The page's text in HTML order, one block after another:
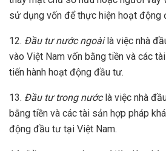
sử dụng vốn để thực hiện hoạt động
12. Đầu tư nước ngoàilà việc nhà
vào Việt Nam vốn bằng tiền và các
tiến hành hoạt động đầu tư.
13. Đầu tư trong nướclà việc nhà
bằng tiền và các tài sản hợp pháp
động đầu tư tại Việt Nam.